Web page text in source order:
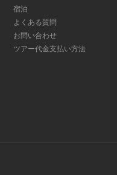
宿泊
よくある質問
お問い合わせ
ツアー代金支払い方法